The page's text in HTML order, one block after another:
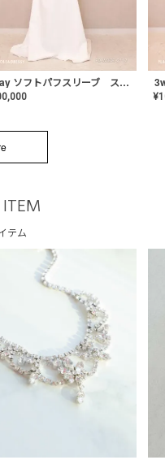
2way ソフトパフスリーブ スレンダードレス〈PD-WDOR-2112〉
¥
テム